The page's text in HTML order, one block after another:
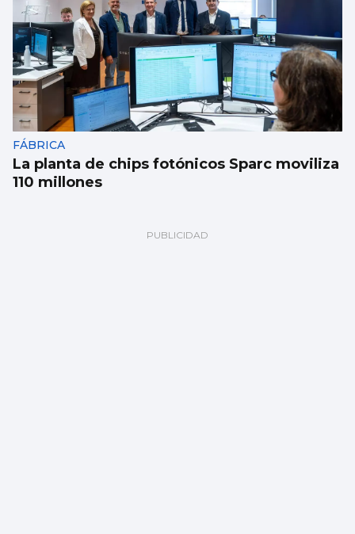
FÁBRICA
La planta de chips fotónicos Sparc moviliza
110 millones